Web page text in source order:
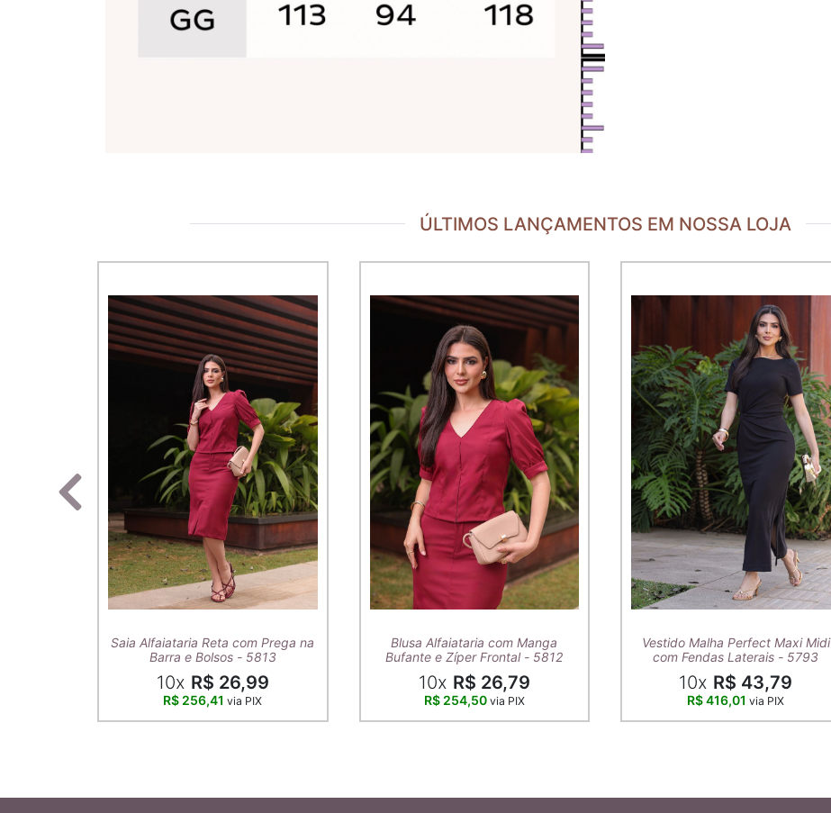
ÚLTIMOS LANÇAMENTOS EM NOSSA LOJA
Saia Alfaiataria Reta com Prega na
Barra e Bolsos - 5813
10x R$ 26,99
R$ 256,41via PIX
Blusa Alfaiataria com Manga
Bufante e Zíper Frontal - 5812
10x R$ 26,79
R$ 254,50 via PIX
Vestido Malha Perfect Maxi Midi
com Fendas Laterais - 5793
10x R$ 43,79
R$ 416,01via PIX